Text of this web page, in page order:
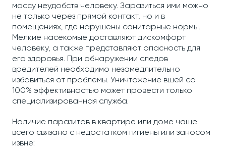
массу неудобств человеку. Заразиться ими можно
не только через прямой контакт, но и в
помещениях, где нарушены санитарные нормы.
Мелкие насекомые доставляют дискомфорт
человеку, а также представляют опасность для
его здоровья. При обнаружении следов
вредителей необходимо незамедлительно
избавиться от проблемы. Уничтожение вшей со
100% эффективностью может провести только
специализированная служба.
Наличие паразитов в квартире или доме чаще
всего связано с недостатком гигиены или заносом
извне: